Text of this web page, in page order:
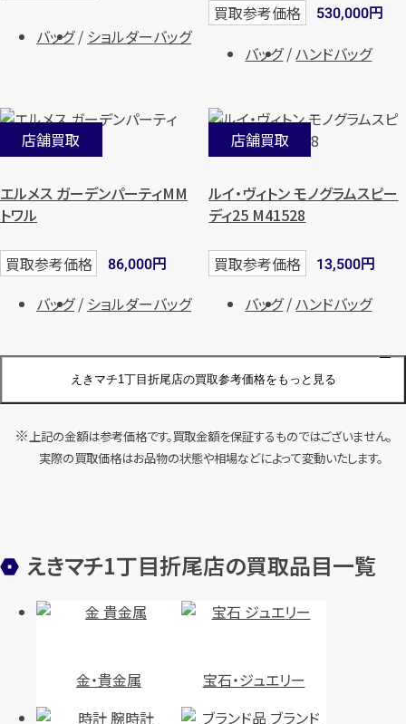
えきマチ1丁目折尾店の買取参考価格をもっと見る
バッグ ショルダーバッグ
買取参考価格 530,000円
バッグ ハンドバッグ
店舗買取
エルメス ガーデンパーティMM
トワル
買取参考価格 86,000円
バッグ
ショルダーバッグ
店舗買取
ルイ・ヴィトン モノグラムスピー
ディ25 M41528
買取参考価格 13,500円
バッグ ハンドバッグ
店舗買取
ルイ・ヴィトン モノグラムキーポ
ルバンドリエール50 M41416
バッグ ボストンバッグ
店舗買取
ルイ・ヴィトン モノグラム カルト
シエールGM M51252
バッグ ショルダーバッグ
上記の金額は参考価格です。買取金額を保証するものではございません。
実際の買取価格はお品物の状態や相場などによって変動いたします。
えきマチ1丁目折尾店の買取品目一覧
金・貴金属 宝石・ジュエリー